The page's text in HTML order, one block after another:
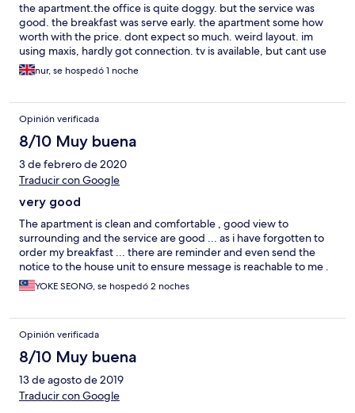
the apartment.the office is quite doggy. but the service was
good. the breakfast was serve early. the apartment some how
worth with the price. dont expect so much. weird layout. im
using maxis, hardly got connection. tv is available, but cant use
at all. remote doesnt work at all. i giving credit for snacking they
provided. more than any apartment i ever stay in Medini area.
nur, se hospedó 1 noche
Opinión verificada
8/10 Muy buena
3 de febrero de 2020
Traducir con Google
very good
The apartment is clean and comfortable , good view to
surrounding and the service are good ... as i have forgotten to
order my breakfast ... there are reminder and even send the
notice to the house unit to ensure message is reachable to me .
YOKE SEONG, se hospedó 2 noches
Opinión verificada
8/10 Muy buena
13 de agosto de 2019
Traducir con Google